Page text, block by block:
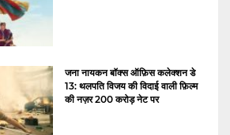
जना नायकन बॉक्स ऑफ़िस कलेक्शन डे
13: थलपति विजय की विदाई वाली फ़िल्म
की नज़र 200 करोड़ नेट पर